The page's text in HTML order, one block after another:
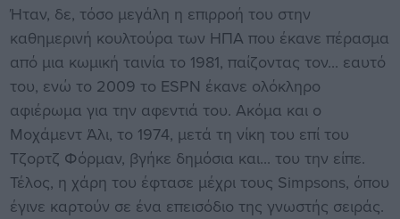
Ήταν, δε, τόσο μεγάλη η επιρροή του στην
καθημερινή κουλτούρα των ΗΠΑ που έκανε πέρασμα
από μια κωμική ταινία το 1981, παίζοντας τον... εαυτό
του, ενώ το 2009 το ESPN έκανε ολόκληρο
αφιέρωμα για την αφεντιά του. Ακόμα και ο
Μοχάμεντ Άλι, το 1974, μετά τη νίκη του επί του
Τζορτζ Φόρμαν, βγήκε δημόσια και... του την είπε.
Τέλος, η χάρη του έφτασε μέχρι τους Simpsons, όπου
έγινε καρτούν σε ένα επεισόδιο της γνωστής σειράς.